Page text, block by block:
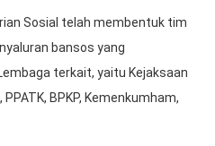
Sosial telah membentuk tim
bansos yang
terkait, yaitu Kejaksaan
BPKP, Kemenkumham,